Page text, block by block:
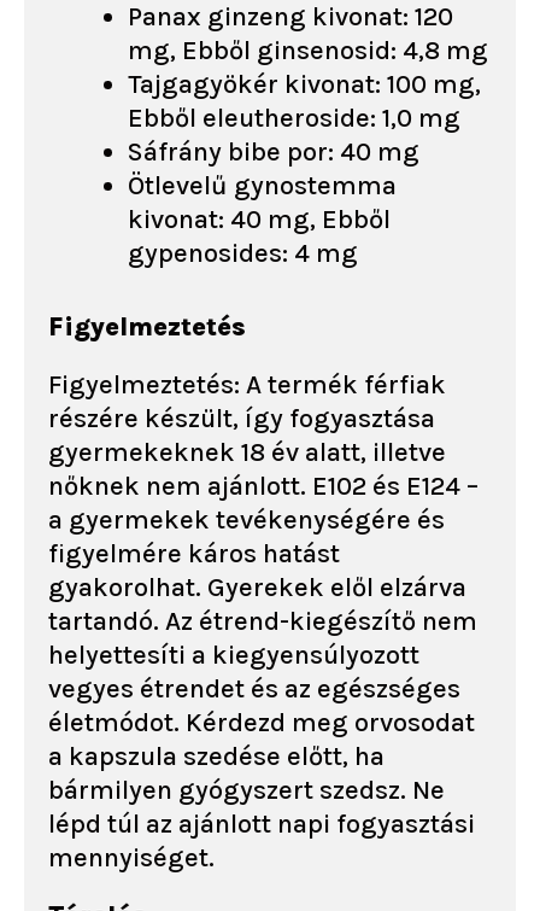
Panax ginzeng kivonat: 120
mg, Ebből ginsenosid: 4,8 mg
Tajgagyökér kivonat: 100 mg,
Ebből eleutheroside: 1,0 mg
Sáfrány bibe por: 40 mg
Ötlevelű gynostemma
kivonat: 40 mg, Ebből
gypenosides: 4 mg
Figyelmeztetés
Figyelmeztetés: A termék férfiak
részére készült, így fogyasztása
gyermekeknek 18 év alatt, illetve
nőknek nem ajánlott. E102 és E124 –
a gyermekek tevékenységére és
figyelmére káros hatást
gyakorolhat. Gyerekek elől elzárva
tartandó. Az étrend-kiegészítő nem
helyettesíti a kiegyensúlyozott
vegyes étrendet és az egészséges
életmódot. Kérdezd meg orvosodat
a kapszula szedése előtt, ha
bármilyen gyógyszert szedsz. Ne
lépd túl az ajánlott napi fogyasztási
mennyiséget.